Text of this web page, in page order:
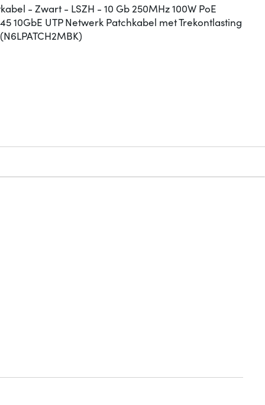
- Zwart - LSZH - 10 Gb 250MHz 100W PoE
10GbE UTP Netwerk Patchkabel met Trekontlasting